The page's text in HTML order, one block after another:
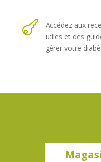

Accédez aux
utiles et des
gérer votre